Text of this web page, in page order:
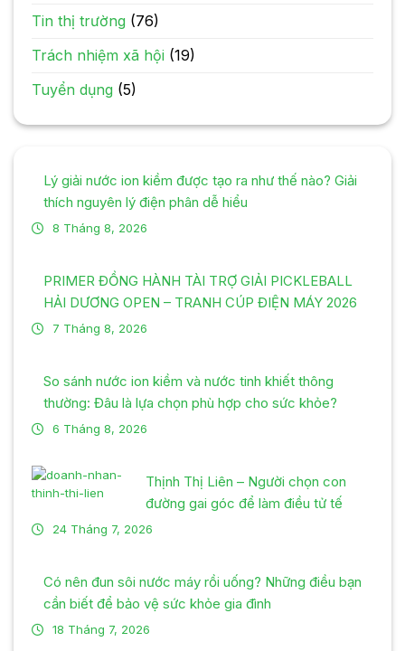
Tin thị trường (76)
Trách nhiệm xã hội (19)
Tuyển dụng (5)
Lý giải nước ion kiềm được tạo ra như thế nào? Giải
thích nguyên lý điện phân dễ hiểu
8 Tháng 8, 2026
PRIMER ĐỒNG HÀNH TÀI TRỢ GIẢI PICKLEBALL
HẢI DƯƠNG OPEN – TRANH CÚP ĐIỆN MÁY 2026
7 Tháng 8, 2026
So sánh nước ion kiềm và nước tinh khiết thông
thường: Đâu là lựa chọn phù hợp cho sức khỏe?
6 Tháng 8, 2026
Thịnh Thị Liên – Người chọn con
đường gai góc để làm điều tử tế
24 Tháng 7, 2026
Có nên đun sôi nước máy rồi uống? Những điều bạn
cần biết để bảo vệ sức khỏe gia đình
18 Tháng 7, 2026